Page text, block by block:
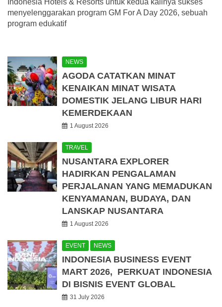
menyelenggarakan program GM For A Day 2026, sebuah
program edukatif
NEWS
AGODA CATATKAN MINAT
KENAIKAN MINAT WISATA
DOMESTIK JELANG LIBUR HARI
KEMERDEKAAN
1 August 2026
TRAVEL
NUSANTARA EXPLORER
HADIRKAN PENGALAMAN
PERJALANAN YANG MEMADUKAN
KENYAMANAN, BUDAYA, DAN
LANSKAP NUSANTARA
1 August 2026
EVENT NEWS
INDONESIA BUSINESS EVENT
MART 2026, PERKUAT INDONESIA
DI BISNIS EVENT GLOBAL
31 July 2026